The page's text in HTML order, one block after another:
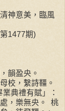
神意美，臨風
1477期)
韻盈央。
校，繫詩韁。
典禮有賦」：
，樂無央。 桃